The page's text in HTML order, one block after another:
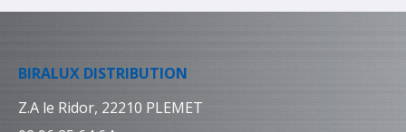
BIRALUX DISTRIBUTION
Z.A le Ridor, 22210 PLEMET